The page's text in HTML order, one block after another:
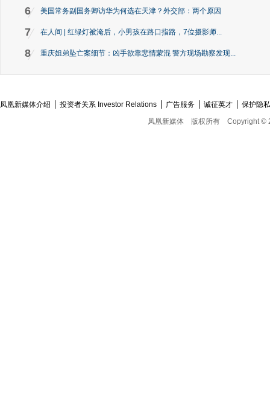
6 美国常务副国务卿访华为何选在天津？外交部：两个原因
7 在人间 | 红绿灯被淹后，小男孩在路口指路，7位摄影师...
8 重庆姐弟坠亡案细节：凶手欲靠悲情蒙混 警方现场勘察发现...
凤凰新媒体介绍 投资者关系 Investor Relations 广告服务 诚征英才
保护隐
凤凰新媒体
版权所有 Copyright ©